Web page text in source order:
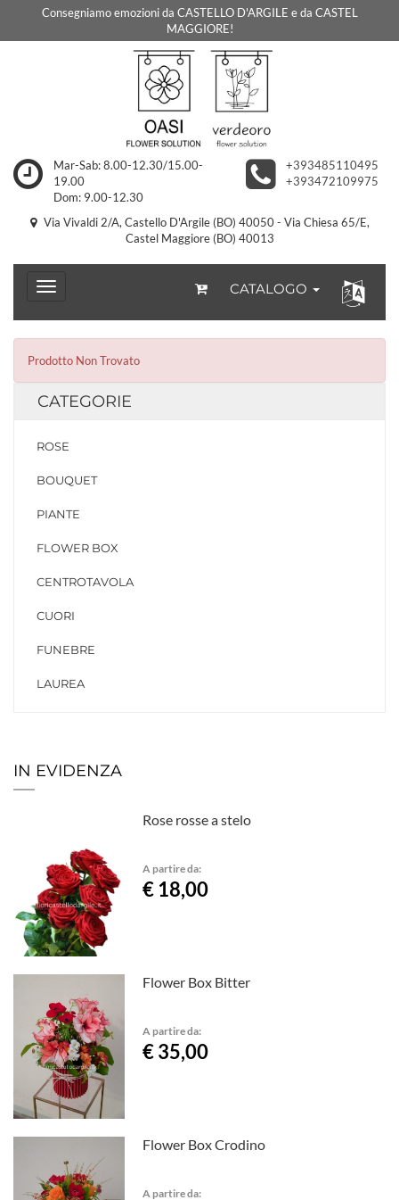
Consegniamo emozioni da CASTELLO D'ARGILE e da CASTEL
MAGGIORE!
Mar-Sab: 8.00-12.30/15.00-
19.00
Dom: 9.00-12.30
+393485110495
+393472109975
Via Vivaldi 2/A, Castello D'Argile (BO) 40050 - Via Chiesa 65/E,
Castel Maggiore (BO) 40013
CATALOGO
Prodotto Non Trovato
CATEGORIE
ROSE
BOUQUET
PIANTE
FLOWER BOX
CENTROTAVOLA
CUORI
FUNEBRE
LAUREA
IN EVIDENZA
Rose rosse a stelo
A partire da:
€ 18,00
Flower Box Bitter
A partire da:
€ 35,00
Flower Box Crodino
A partire da: